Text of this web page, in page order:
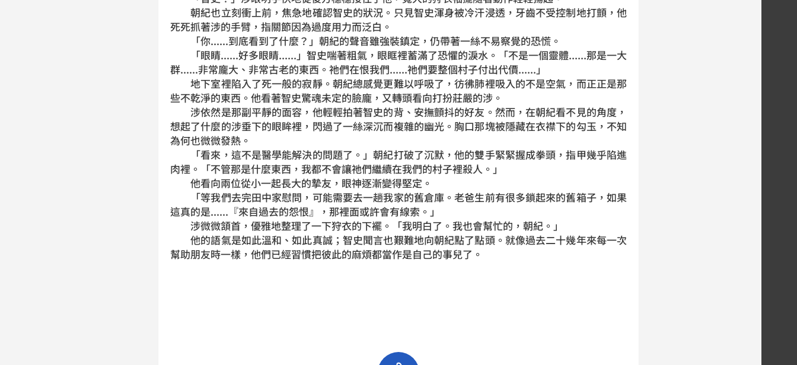
朝紀也立刻衝上前，焦急地確認智史的狀況。只見智史渾身被冷汗浸透，牙齒不受控制地打顫，他
死死抓著涉的手臂，指關節因為過度用力而泛白。
「你......到底看到了什麼？」朝紀的聲音雖強裝鎮定，仍帶著一絲不易察覺的恐慌。
「眼睛......好多眼睛......」智史喘著粗氣，眼眶裡蓄滿了恐懼的淚水。「不是一個靈體......那是一大
群......非常龐大、非常古老的東西。祂們在恨我們......祂們要整個村子付出代價......」
地下室裡陷入了死一般的寂靜。朝紀總感覺更難以呼吸了，彷彿肺裡吸入的不是空氣，而正正是那
些不乾淨的東西。他看著智史驚魂未定的臉龐，又轉頭看向打扮莊嚴的涉。
涉依然是那副平靜的面容，他輕輕拍著智史的背、安撫顫抖的好友。然而，在朝紀看不見的角度，
想起了什麼的涉垂下的眼眸裡，閃過了一絲深沉而複雜的幽光。胸口那塊被隱藏在衣襟下的勾玉，不知
為何也微微發熱。
「看來，這不是醫學能解決的問題了。」朝紀打破了沉默，他的雙手緊緊握成拳頭，指甲幾乎陷進
肉裡。「不管那是什麼東西，我都不會讓祂們繼續在我們的村子裡殺人。」
他看向兩位從小一起長大的摯友，眼神逐漸變得堅定。
「等我們去完田中家慰問，可能需要去一趟我家的舊倉庫。老爸生前有很多鎖起來的舊箱子，如果
這真的是......『來自過去的怨恨』，那裡面或許會有線索。」
涉微微頷首，優雅地整理了一下狩衣的下襬。「我明白了。我也會幫忙的，朝紀。」
他的語氣是如此溫和、如此真誠；智史聞言也艱難地向朝紀點了點頭。就像過去二十幾年來每一次
幫助朋友時一樣，他們已經習慣把彼此的麻煩都當作是自己的事兒了。